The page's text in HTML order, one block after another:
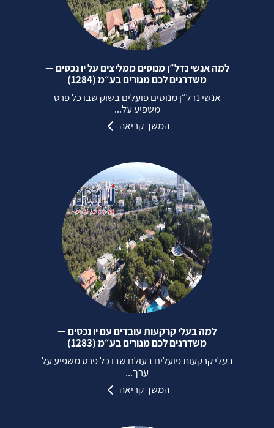
למה אנשי נדל״ן מנוסים ממליצים על יו נכסים —
משדרגים לכם מגורים בע״מ (1284)
אנשי נדל״ן מנוסים פועלים בשוק שבו כל פרט
משפיע על...
המשך קריאה
למה בעלי קרקעות עובדים עם יו נכסים —
משדרגים לכם מגורים בע״מ (1283)
בעלי קרקעות פועלים בעולם שבו כל פרט משפיע על
ערך...
המשך קריאה